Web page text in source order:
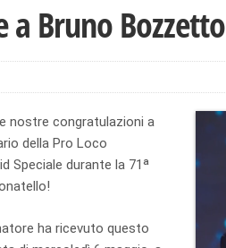
a Bruno Bozzetto
nostre congratulazioni a
della Pro Loco
Speciale durante la 71ᵃ
ha ricevuto questo